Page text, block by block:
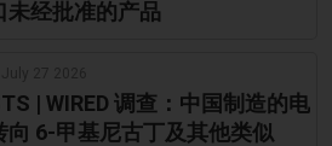
未经批准的产品
| WIRED 调查：中国制造的电
向 6-甲基尼古丁及其他类似